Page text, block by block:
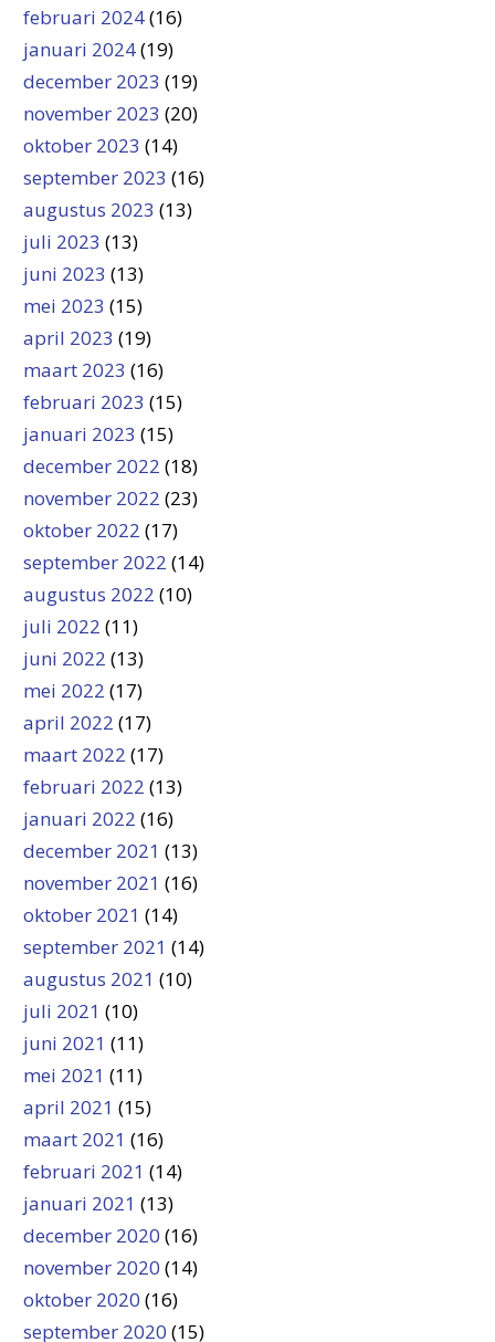
februari 2024(16)
januari 2024(19)
december 2023 (19)
november 2023 (20)
oktober 2023 (14)
september 2023 (16)
augustus 2023 (13)
juli 2023 (13)
juni 2023 (13)
mei 2023 (15)
april 2023 (19)
maart 2023 (16)
februari 2023 (15)
januari 2023 (15)
december 2022 (18)
november 2022 (23)
oktober 2022 (17)
september 2022 (14)
augustus 2022 (10)
juli 2022 (11)
juni 2022 (13)
mei 2022 (17)
april 2022 (17)
maart 2022 (17)
februari 2022 (13)
januari 2022 (16)
december 2021 (13)
november 2021 (16)
oktober 2021 (14)
september 2021 (14)
augustus 2021 (10)
juli 2021 (10)
juni 2021 (11)
mei 2021 (11)
april 2021 (15)
maart 2021 (16)
februari 2021 (14)
januari 2021 (13)
december 2020 (16)
november 2020 (14)
oktober 2020 (16)
september 2020 (15)